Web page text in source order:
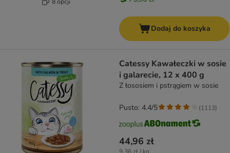
Dodaj do koszyka
Catessy Kawałeczki w sosie
i galarecie, 12 x 400 g
Z łososiem i pstrągiem w sosie
44,96 zł
Pusto: 4.4/5 (1113)